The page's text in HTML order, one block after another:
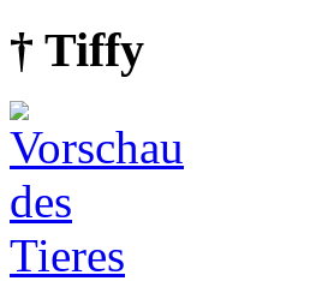
† Tiffy